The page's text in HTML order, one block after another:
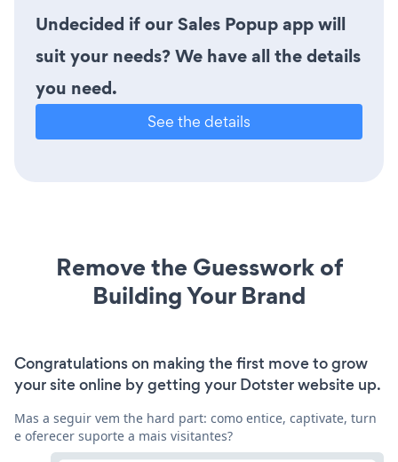
Undecided if our Sales Popup app will
suit your needs? We have all the details
you need.
See the details
Remove the Guesswork of
Building Your Brand
Congratulations on making the first move to grow
your site online by getting your Dotster website up.
Mas a seguir vem the hard part: como entice, captivate, turn
e oferecer suporte a mais visitantes?